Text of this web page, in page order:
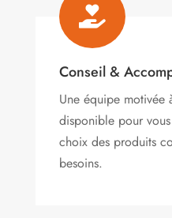

Conseil &
Une équipe motivée
disponible pour
choix des produits
besoins.